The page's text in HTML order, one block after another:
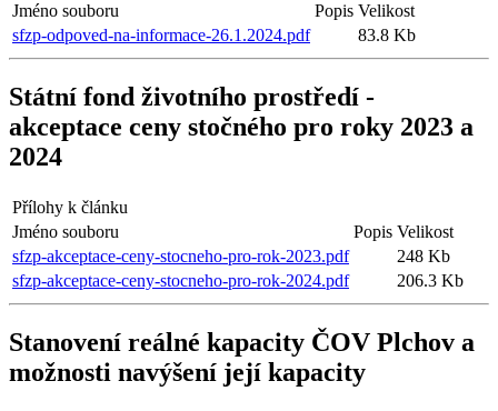
Jméno souboru
Popis Velikost
sfzp-odpoved-na-informace-26.1.2024.pdf
83.8 Kb
Státní fond životního prostředí -
akceptace ceny stočného pro roky 2023 a
2024
Přílohy k článku
Jméno souboru
Popis Velikost
sfzp-akceptace-ceny-stocneho-pro-rok-2023.pdf
248 Kb
sfzp-akceptace-ceny-stocneho-pro-rok-2024.pdf
206.3 Kb
Stanovení reálné kapacity ČOV Plchov a
možnosti navýšení její kapacity